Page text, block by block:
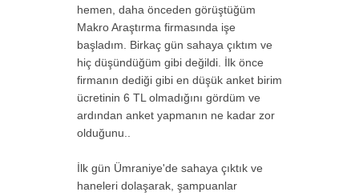
hemen, daha önceden görüştüğüm
Makro Araştırma firmasında işe
başladım. Birkaç gün sahaya çıktım ve
hiç düşündüğüm gibi değildi. İlk önce
firmanın dediği gibi en düşük anket birim
ücretinin 6 TL olmadığını gördüm ve
ardından anket yapmanın ne kadar zor
olduğunu..
İlk gün Ümraniye'de sahaya çıktık ve
haneleri dolaşarak, şampuanlar